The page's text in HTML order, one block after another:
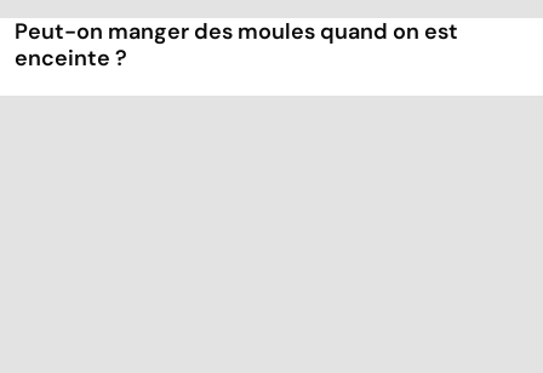
Peut-on manger des moules quand on est
enceinte ?